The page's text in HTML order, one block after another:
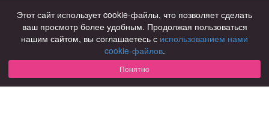
Для чего
для брака и создания семьи
для любви и с/о
для дружбы
для взрослых
В возрасте
за 40 лет
Этот сайт использует cookie-файлы, что позволяет сделать
ваш просмотр более удобным. Продолжая пользоваться
нашим сайтом, вы соглашаетесь с использованием нами
cookie-файлов.
Понятно